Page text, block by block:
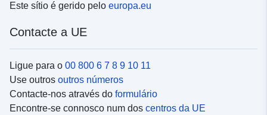
Este sítio é gerido pelo europa.eu
Contacte a UE
Ligue para o 00 800 6 7 8 9 10 11
Use outros outros números
Contacte-nos através do formulário
Encontre-se connosco num dos centros da UE